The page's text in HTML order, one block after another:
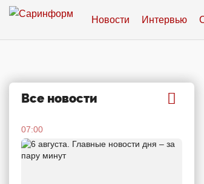
Новости Интервью
Все новости
07:00